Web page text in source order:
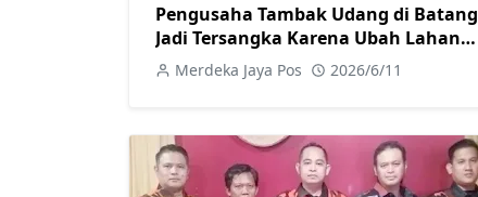
Pengusaha Tambak Udang di Batang
Jadi Tersangka Karena Ubah Lahan
Pertanian Secara Ilegal
Merdeka Jaya Pos 2026/6/11